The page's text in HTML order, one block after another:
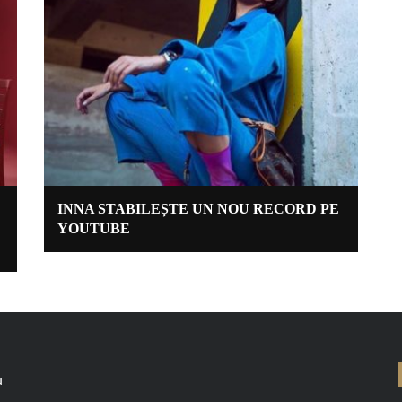
INNA STABILEȘTE UN NOU RECORD PE
YOUTUBE